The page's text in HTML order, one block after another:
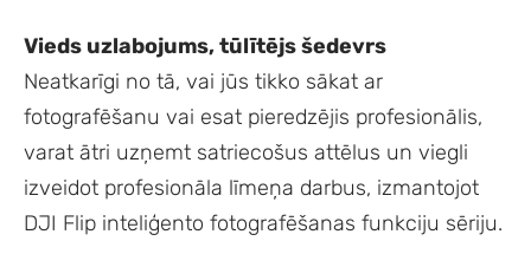
Vieds uzlabojums, tūlītējs šedevrs
Neatkarīgi no tā, vai jūs tikko sākat ar
fotografēšanu vai esat pieredzējis profesionālis,
varat ātri uzņemt satriecošus attēlus un viegli
izveidot profesionāla līmeņa darbus, izmantojot
DJI Flip inteliģento fotografēšanas funkciju sēriju.